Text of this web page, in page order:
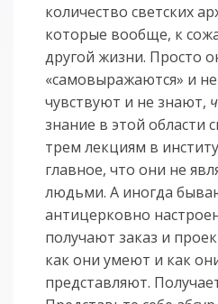
количество светских
которые вообще, к
другой жизни. Просто
«самовыражаются» и
чувствуют и не знают,
знание в этой области
трем лекциям в
главное, что они не
людьми. А иногда
антицерковно
получают заказ и
как они умеют и как
представляют.